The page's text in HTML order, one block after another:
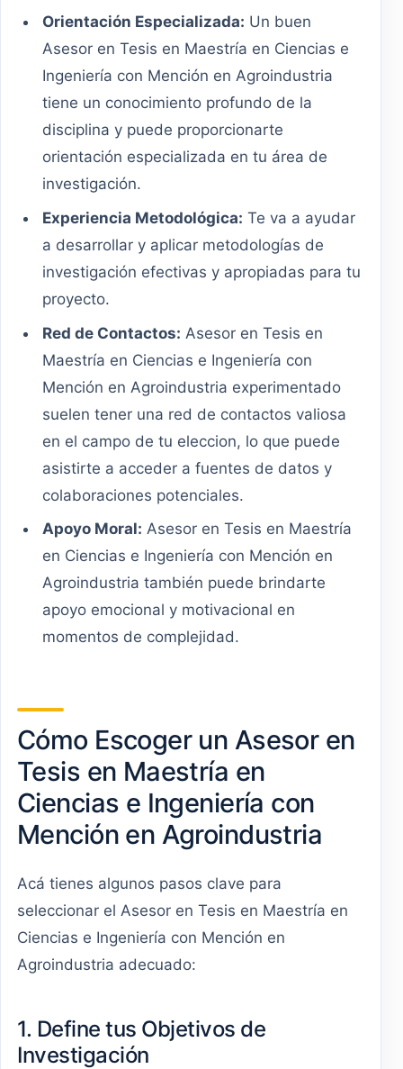
Orientación Especializada: Un buen
Asesor en Tesis en Maestría en Ciencias e
Ingeniería con Mención en Agroindustria
tiene un conocimiento profundo de la
disciplina y puede proporcionarte
orientación especializada en tu área de
investigación.
Experiencia Metodológica: Te va a ayudar
a desarrollar y aplicar metodologías de
investigación efectivas y apropiadas para tu
proyecto.
Red de Contactos: Asesor en Tesis en
Maestría en Ciencias e Ingeniería con
Mención en Agroindustria experimentado
suelen tener una red de contactos valiosa
en el campo de tu eleccion, lo que puede
asistirte a acceder a fuentes de datos y
colaboraciones potenciales.
Apoyo Moral: Asesor en Tesis en Maestría
en Ciencias e Ingeniería con Mención en
Agroindustria también puede brindarte
apoyo emocional y motivacional en
momentos de complejidad.
Cómo Escoger un Asesor en
Tesis en Maestría en
Ciencias e Ingeniería con
Mención en Agroindustria
Acá tienes algunos pasos clave para
seleccionar el Asesor en Tesis en Maestría en
Ciencias e Ingeniería con Mención en
Agroindustria adecuado:
1. Define tus Objetivos de
Investigación